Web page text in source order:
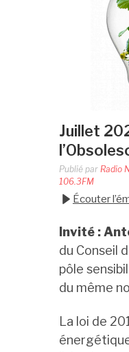
Juillet
Publié par Radio
106.3FM
Écouter
Invité :
du Conseil
pôle
du même
La loi de